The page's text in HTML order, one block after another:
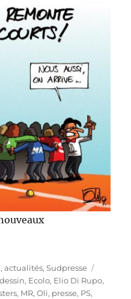
actualités,Sudpresse
dessin, Ecolo, Elio Di Rupo,
, MR,Oli, presse, PS,